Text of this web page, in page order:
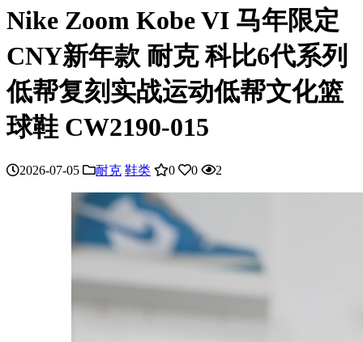
Nike Zoom Kobe VI 马年限定
CNY新年款 耐克 科比6代系列
低帮复刻实战运动低帮文化篮
球鞋 CW2190-015
2026-07-05 耐克 鞋类 0 0 2